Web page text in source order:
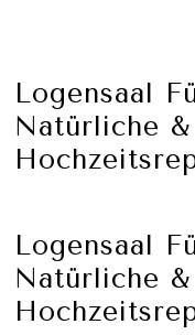
Logensaal
Natürliche
Logensaal
Natürliche